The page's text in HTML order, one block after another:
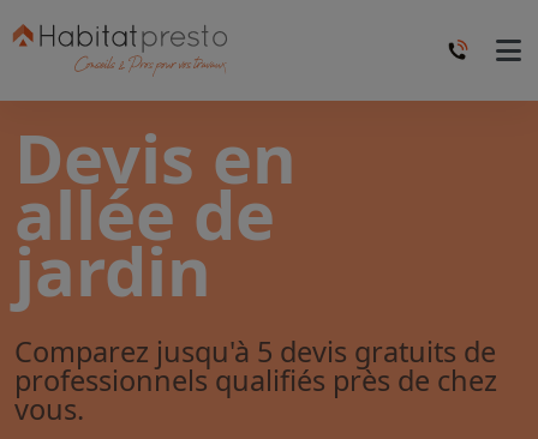
Devis en
allée de
jardin
Comparez jusqu'à 5 devis gratuits de
professionnels qualifiés près de chez
vous.